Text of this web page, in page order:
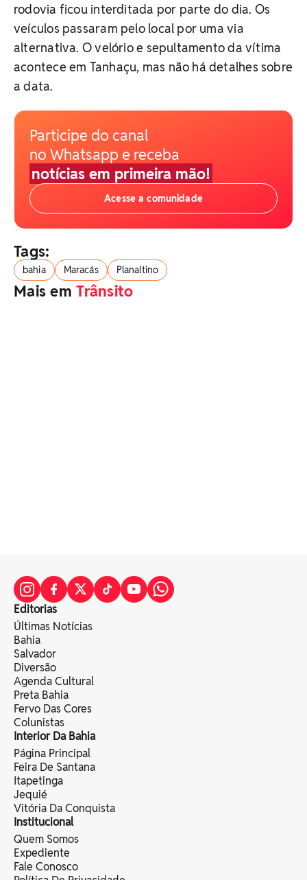
rodovia ficou interditada por parte do dia. Os
veículos passaram pelo local por uma via
alternativa. O velório e sepultamento da vítima
acontece em Tanhaçu, mas não há detalhes sobre
a data.
Participe do canal
no Whatsapp e receba
notícias em primeira mão!
Acesse a comunidade
Tags:
bahia Maracás Planaltino
Mais emTrânsito
Editorias
Últimas Notícias
Bahia
Salvador
Diversão
Agenda Cultural
Preta Bahia
Fervo Das Cores
Colunistas
Interior Da Bahia
Página Principal
Feira De Santana
Itapetinga
Jequié
Vitória Da Conquista
Institucional
Quem Somos
Expediente
Fale Conosco